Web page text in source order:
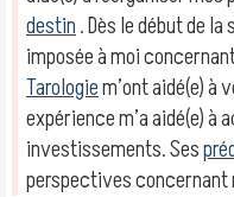
destin. Dès le début de
imposée à moi
Tarologiem’ont aidé(e) à
expérience m’a aidé(e)
investissements. Ses
perspectives concernant